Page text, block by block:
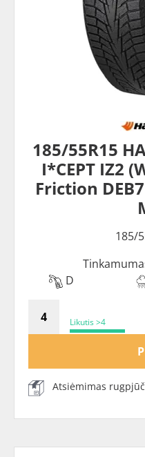
185/55R15
I*CEPT IZ2
Friction
185/
D
Likutis >4
Atsiėmimas